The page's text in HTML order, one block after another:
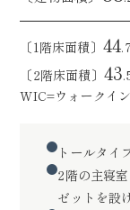
〔1階床面積〕 44
〔2階床面積〕 43
WIC=ウォークイ
トールタイ
2階の主寝
ゼットを設